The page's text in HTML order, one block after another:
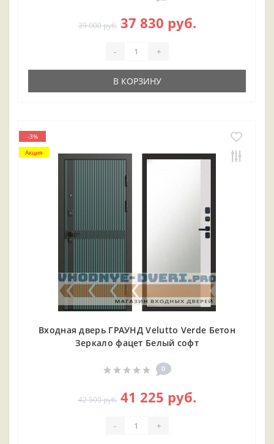
39 000 руб. 37 830 руб.
- +
В КОРЗИНУ
-3%
Акция
Входная дверь ГРАУНД Velutto Verde Бетон
Зеркало фацет Белый софт
0
42 500 руб. 41 225 руб.
- +